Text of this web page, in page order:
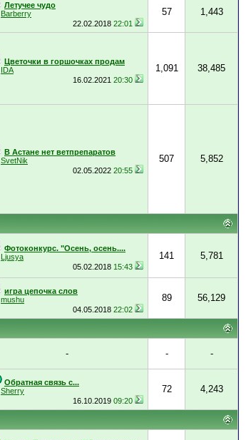
Летучее чудо
Barberry
22.02.2018 22:01
57 1,443
Цветочки в горшочках продам
IDA
16.02.2021 20:30
1,091 38,485
В Астане нет ветпрепаратов
SvetNik
02.05.2022 20:55
507 5,852
Фотоконкурс. "Осень, осень....
Ljusya
05.02.2018 15:43
141 5,781
игра цепочка слов
mushu
04.05.2018 22:02
89 56,129
- - -
Обратная связь с...
Sherry
16.10.2019 09:20
72 4,243